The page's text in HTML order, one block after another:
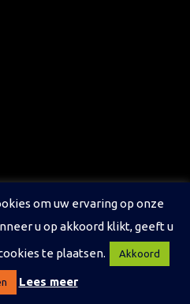
om uw ervaring op onze
u op akkoord klikt, geeft u
te plaatsen.
Akkoord
Lees meer